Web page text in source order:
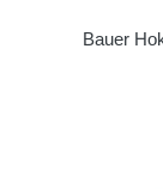
Bauer